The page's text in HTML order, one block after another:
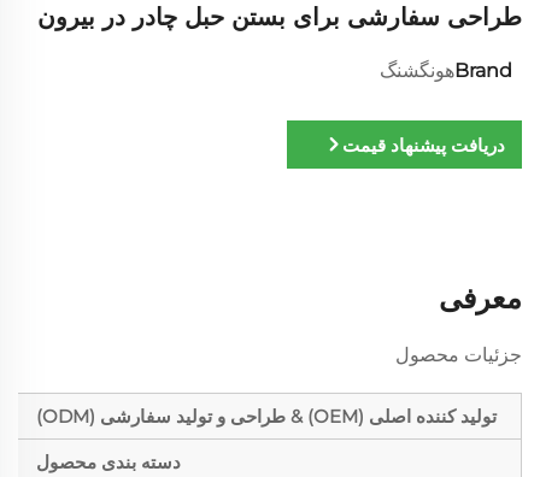
طراحی سفارشی برای بستن حبل چادر در بیرون
Brandهونگشنگ
دریافت پیشنهاد قیمت
معرفی
جزئیات محصول
تولید کننده اصلی (OEM) & طراحی و تولید سفارشی (ODM)
دسته بندی محصول